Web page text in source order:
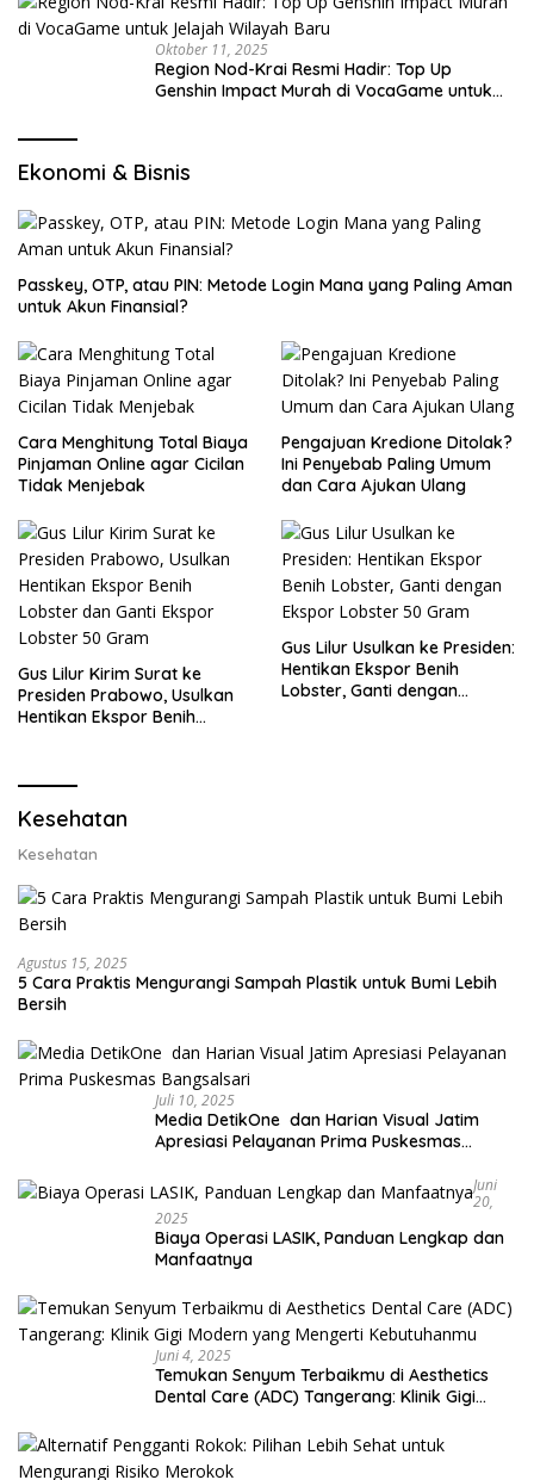
Oktober 11, 2025
Region Nod-Krai Resmi Hadir: Top Up
Genshin Impact Murah di VocaGame untuk
Ekonomi & Bisnis
Passkey, OTP, atau PIN: Metode Login Mana yang Paling Aman
untuk Akun Finansial?
Cara Menghitung Total Biaya
Pinjaman Online agar Cicilan
Tidak Menjebak
Pengajuan Kredione Ditolak?
Ini Penyebab Paling Umum
dan Cara Ajukan Ulang
Gus Lilur Kirim Surat ke
Presiden Prabowo, Usulkan
Hentikan Ekspor Benih
Gus Lilur Usulkan ke Presiden:
Hentikan Ekspor Benih
Lobster, Ganti dengan
Kesehatan
Kesehatan
Agustus 15, 2025
5 Cara Praktis Mengurangi Sampah Plastik untuk Bumi Lebih
Bersih
Juli 10, 2025
Media DetikOne dan Harian Visual Jatim
Apresiasi Pelayanan Prima Puskesmas
Juni
20,
2025
Biaya Operasi LASIK, Panduan Lengkap dan
Manfaatnya
Juni 4, 2025
Temukan Senyum Terbaikmu di Aesthetics
Dental Care (ADC) Tangerang: Klinik Gigi